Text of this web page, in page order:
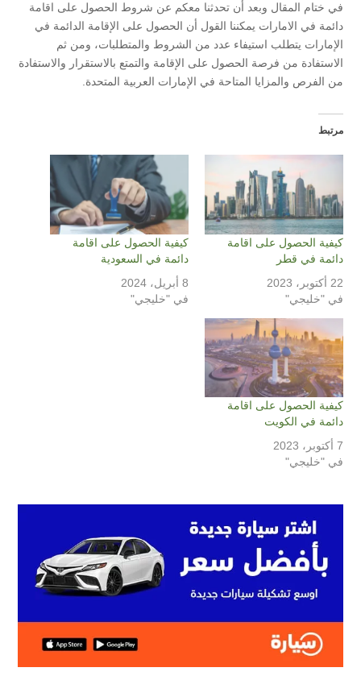
في ختام المقال وبعد أن تحدثنا معكم عن شروط الحصول على اقامة
دائمة في الامارات يمكننا القول أن الحصول على الإقامة الدائمة في
الإمارات يتطلب استيفاء عدد من الشروط والمتطلبات، ومن ثم
الاستفادة من فرصة الحصول على الإقامة والتمتع بالاستقرار والاستفادة
من الفرص والمزايا المتاحة في الإمارات العربية المتحدة.
مرتبط
كيفية الحصول على اقامة
دائمة في قطر
22 أكتوبر، 2023
في "خليجي"
كيفية الحصول على اقامة
دائمة في السعودية
8 أبريل، 2024
في "خليجي"
كيفية الحصول على اقامة
دائمة في الكويت
7 أكتوبر، 2023
في "خليجي"